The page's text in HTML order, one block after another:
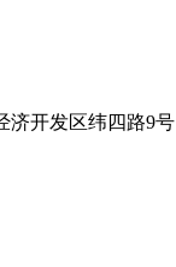
济开发区纬四路9号